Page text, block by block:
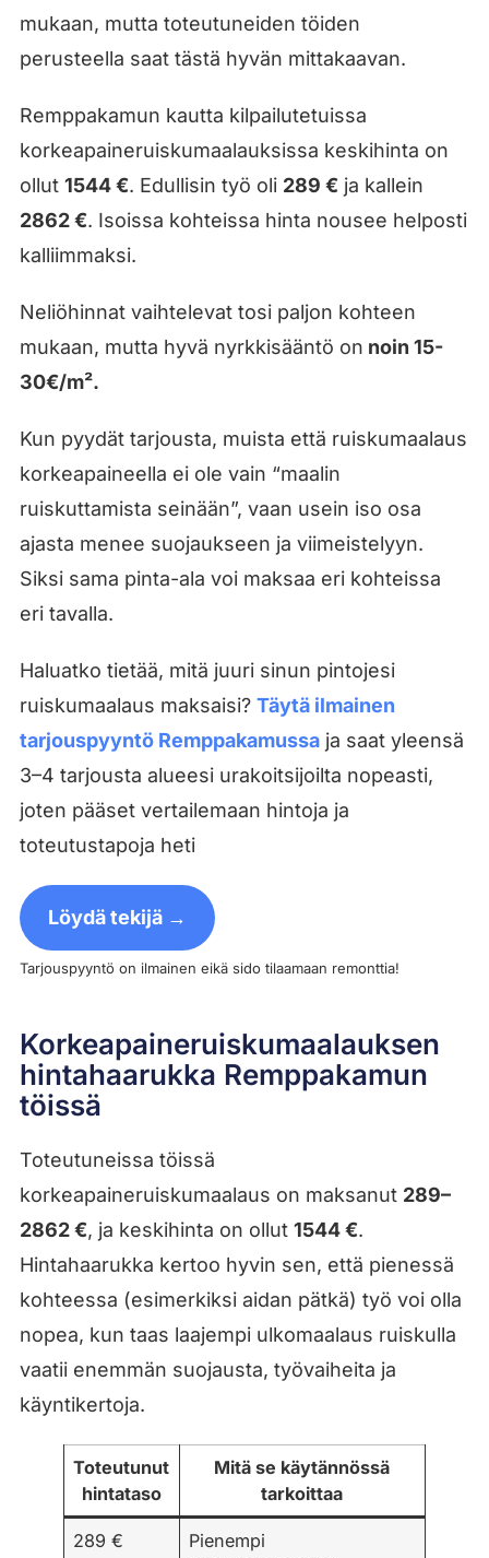
mukaan, mutta toteutuneiden töiden
perusteella saat tästä hyvän mittakaavan.
Remppakamun kautta kilpailutetuissa
korkeapaineruiskumaalauksissa keskihinta on
ollut 1544 €. Edullisin työ oli 289 € ja kallein
2862 €. Isoissa kohteissa hinta nousee helposti
kalliimmaksi.
Neliöhinnat vaihtelevat tosi paljon kohteen
mukaan, mutta hyvä nyrkkisääntö on noin 15-
30€/m².
Kun pyydät tarjousta, muista että ruiskumaalaus
korkeapaineella ei ole vain “maalin
ruiskuttamista seinään”, vaan usein iso osa
ajasta menee suojaukseen ja viimeistelyyn.
Siksi sama pinta-ala voi maksaa eri kohteissa
eri tavalla.
Haluatko tietää, mitä juuri sinun pintojesi
ruiskumaalaus maksaisi? Täytä ilmainen
tarjouspyyntö Remppakamussaja saat yleensä
3–4 tarjousta alueesi urakoitsijoilta nopeasti,
joten pääset vertailemaan hintoja ja
toteutustapoja heti
Löydä tekijä →
Tarjouspyyntö on ilmainen eikä sido tilaamaan remonttia!
Korkeapaineruiskumaalauksen
hintahaarukka Remppakamun
töissä
Toteutuneissa töissä
korkeapaineruiskumaalaus on maksanut 289–
2862 €, ja keskihinta on ollut 1544 €.
Hintahaarukka kertoo hyvin sen, että pienessä
kohteessa (esimerkiksi aidan pätkä) työ voi olla
nopea, kun taas laajempi ulkomaalaus ruiskulla
vaatii enemmän suojausta, työvaiheita ja
käyntikertoja.
Toteutunut
hintataso
Mitä se käytännössä
tarkoittaa
289 €
Pienempi